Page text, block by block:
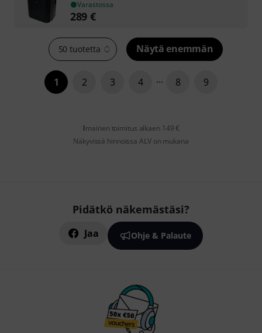
Varastossa
289 €
50 tuotetta Näytä enemmän
1 2 3 4 8 9
Ilmainen toimitus alkaen 149 €
Näkyvissä hinnoissa ALV on mukana
Pidätkö näkemästäsi?
Jaa Ohje & Palaute